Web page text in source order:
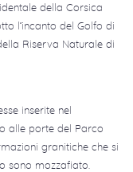
della Corsica
l’incanto del Golfo di
Riserva Naturale di
inserite nel
alle porte del Parco
granitiche che si
sono mozzafiato.